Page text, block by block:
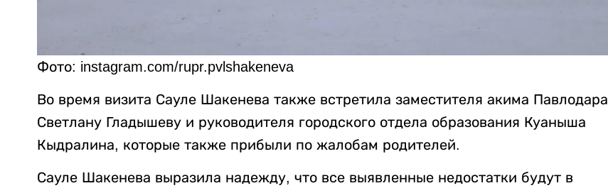
Фото: instagram.com/rupr.pvlshakeneva
Во время визита Сауле Шакенева также встретила заместителя акима Павлодара
Светлану Гладышеву и руководителя городского отдела образования Куаныша
Кыдралина, которые также прибыли по жалобам родителей.
Сауле Шакенева выразила надежду, что все выявленные недостатки будут в